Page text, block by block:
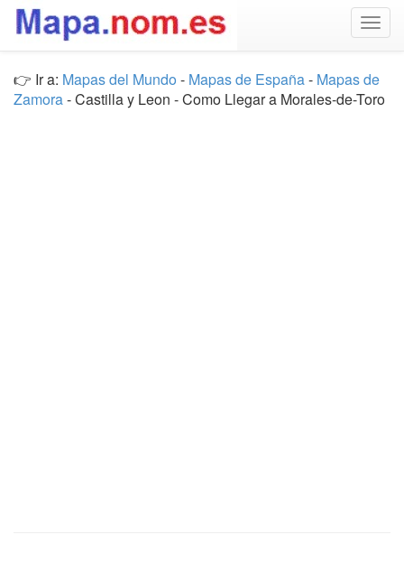
👉 Ir a: Mapas del Mundo - Mapas de España- Mapas de
Zamora- Castilla y Leon - Como Llegar a Morales-de-Toro